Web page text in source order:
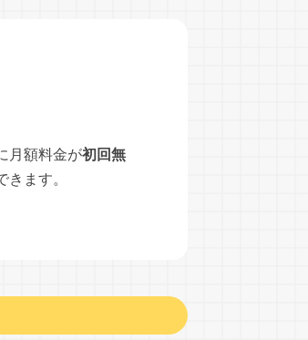
月額料金が初回無
ます。